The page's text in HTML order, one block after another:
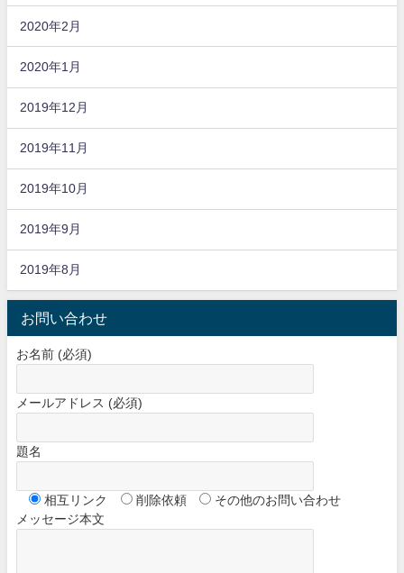
2020年2月
2020年1月
2019年12月
2019年11月
2019年10月
2019年9月
2019年8月
お問い合わせ
お名前 (必須)
メールアドレス (必須)
題名
相互リンク 削除依頼
その他のお問い合わせ
メッセージ本文